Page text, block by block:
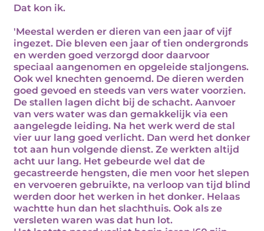
Dat kon ik.
'Meestal werden er dieren van een jaar of vijf
ingezet. Die bleven een jaar of tien ondergronds
en werden goed verzorgd door daarvoor
speciaal aangenomen en opgeleide staljongens.
Ook wel knechten genoemd. De dieren werden
goed gevoed en steeds van vers water voorzien.
De stallen lagen dicht bij de schacht. Aanvoer
van vers water was dan gemakkelijk via een
aangelegde leiding. Na het werk werd de stal
vier uur lang goed verlicht. Dan werd het donker
tot aan hun volgende dienst. Ze werkten altijd
acht uur lang. Het gebeurde wel dat de
gecastreerde hengsten, die men voor het slepen
en vervoeren gebruikte, na verloop van tijd blind
werden door het werken in het donker. Helaas
wachtte hun dan het slachthuis. Ook als ze
versleten waren was dat hun lot.